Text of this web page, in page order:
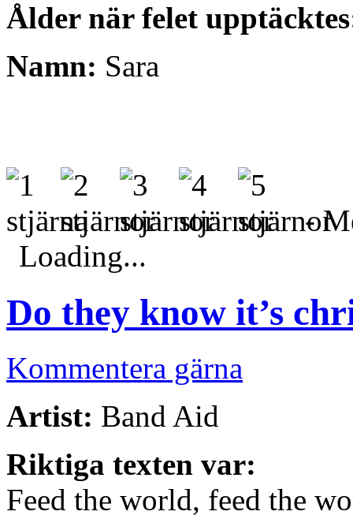
Ålder när felet
Namn: Sara
-
Loading...
Do they know it’s
Kommentera gärna
Artist: Band Aid
Riktiga texten var:
Feed the world, feed the